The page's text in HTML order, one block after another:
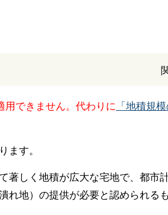
できません。代わりに
「地積規
ます。
著しく地積が広大な宅地で、都市
地）の提供が必要と認められる